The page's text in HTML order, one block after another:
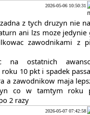
2026-05-06 10:50:31
z tych druzyn nie
ani lzs moze jedynie
zawodnikami z
na ostatnich
10 pkt i spadek
a zawodnikow maja
co w tamtym roku
2 razy
2026-05-07 07:42:58